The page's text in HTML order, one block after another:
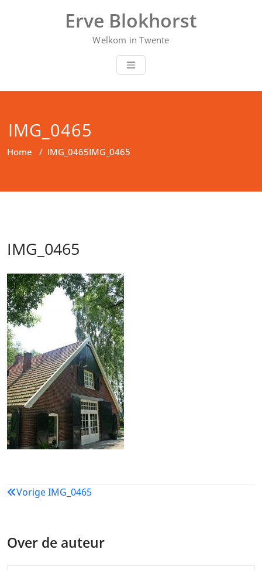
Erve Blokhorst
Welkom in Twente
IMG_0465
Home / IMG_0465IMG_0465
IMG_0465
Bericht
VorigeIMG_0465
Over de auteur